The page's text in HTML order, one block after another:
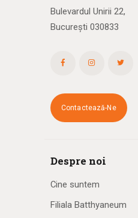
Bulevardul Unirii 22,
București 030833
Contactează-Ne
Despre noi
Cine suntem
Filiala Batthyaneum